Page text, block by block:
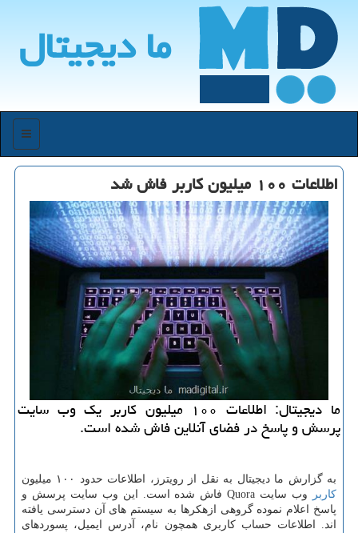
ما دیجیتال
منو
اطلاعات ۱۰۰ میلیون كاربر فاش شد
ما دیجیتال: اطلاعات ۱۰۰ میلیون كاربر یك وب سایت
پرسش و پاسخ در فضای آنلاین فاش شده است.
به گزارش ما دیجیتال به نقل از رویترز، اطلاعات حدود ۱۰۰ میلیون
كاربر
وب سایت Quora فاش شده است. این وب سایت پرسش و
پاسخ اعلام نموده گروهی ازهكرها به سیستم های آن دسترسی یافته
اند. اطلاعات حساب كاربری همچون نام، آدرس ایمیل، پسوردهای